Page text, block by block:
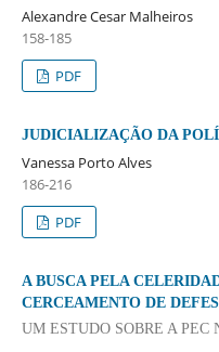
Alexandre Cesar Malheiros
158-185
PDF
JUDICIALIZAÇÃO DA
Vanessa Porto Alves
186-216
PDF
A BUSCA PELA
CERCEAMENTO DE
UM ESTUDO SOBRE A PEC